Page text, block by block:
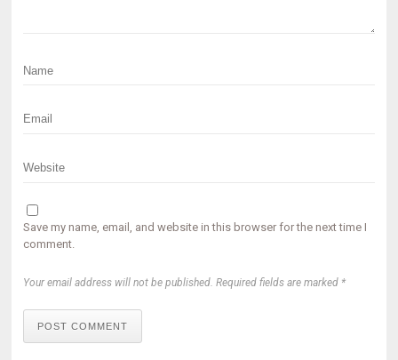
Save my name, email, and website in this browser for the next time I
comment.
Your email address will not be published. Required fields are marked *
POST COMMENT